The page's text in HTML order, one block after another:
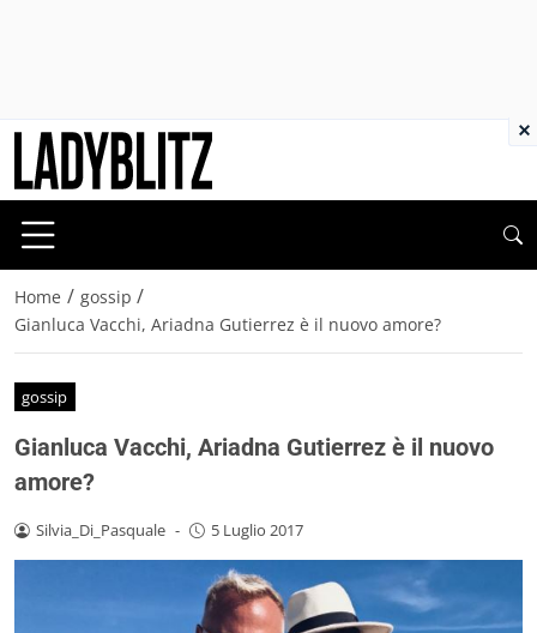
Home / gossip /
Gianluca Vacchi, Ariadna Gutierrez è il nuovo amore?
gossip
Gianluca Vacchi, Ariadna Gutierrez è il nuovo
amore?
Silvia_Di_Pasquale - 5 Luglio 2017
×